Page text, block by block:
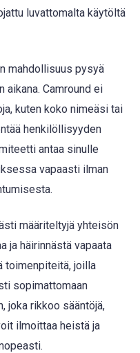
luvattomalta käytöltä
mahdollisuus pysyä
Camround ei
kuten koko nimeäsi tai
henkilöllisyyden
antaa sinulle
vapaasti ilman
määriteltyjä yhteisön
ja häirinnästä vapaata
toimenpiteitä, joilla
sopimattomaan
joka rikkoo sääntöjä,
ilmoittaa heistä ja